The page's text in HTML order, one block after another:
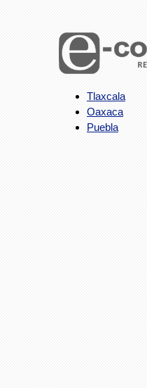
Tlaxcala
Oaxaca
Puebla